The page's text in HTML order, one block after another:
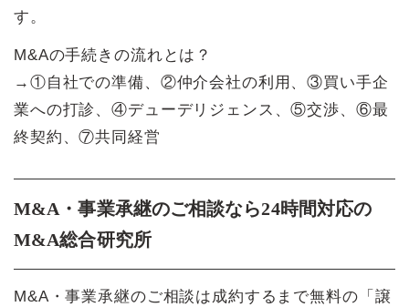
す。
M&Aの手続きの流れとは？
→①自社での準備、②仲介会社の利用、③買い手企
業への打診、④デューデリジェンス、⑤交渉、⑥最
終契約、⑦共同経営
M&A・事業承継のご相談なら24時間対応の
M&A総合研究所
M&A・事業承継のご相談は成約するまで無料の「譲